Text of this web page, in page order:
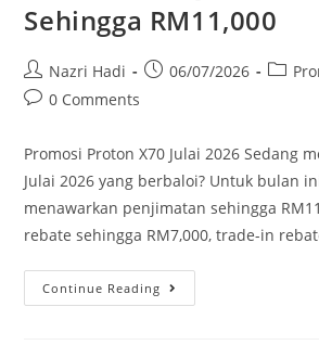
Sehingga RM11,000
Nazri Hadi 06/07/2026
0 Comments
Promosi Proton X70 Julai 2026 Sedang
Julai 2026 yang berbaloi? Untuk bulan
menawarkan penjimatan sehingga
rebate sehingga RM7,000, trade-in
Continue Reading